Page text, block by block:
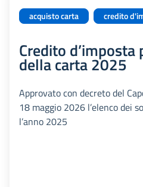
acquisto carta credito
Credito d’imposta
della carta 2025
Approvato con decreto del
18 maggio 2026 l’elenco dei
l’anno 2025